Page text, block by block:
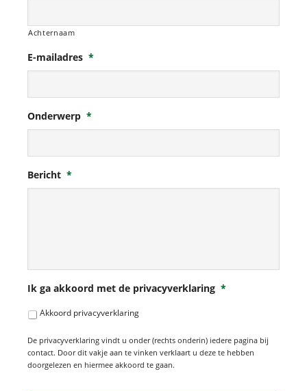
Achternaam
E-mailadres *
Onderwerp *
Bericht *
Ik ga akkoord met de privacyverklaring *
Akkoord privacyverklaring
De privacyverklaring vindt u onder (rechts onderin) iedere pagina bij
contact. Door dit vakje aan te vinken verklaart u deze te hebben
doorgelezen en hiermee akkoord te gaan.